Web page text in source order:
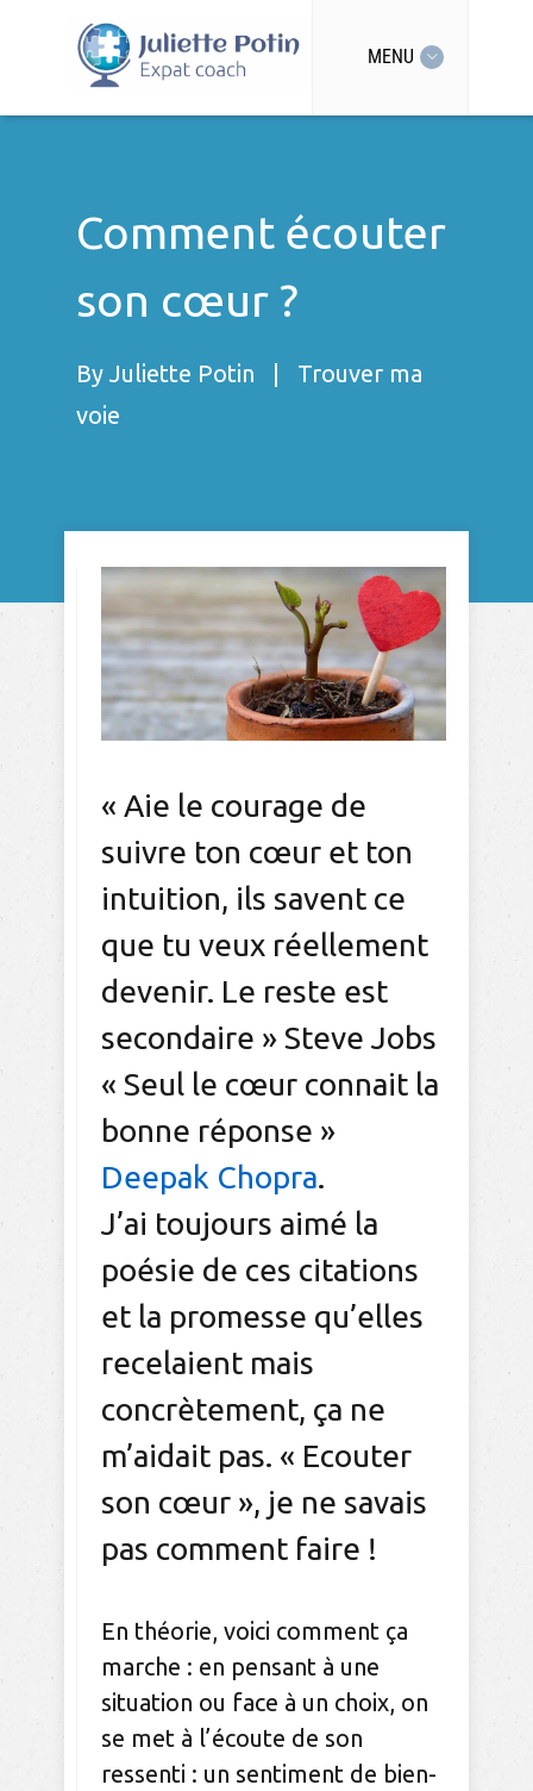
MENU
Comment écouter
son cœur ?
By Juliette Potin
Trouver ma
voie
« Aie le courage de
suivre ton cœur et ton
intuition, ils savent ce
que tu veux réellement
devenir. Le reste est
secondaire » Steve Jobs
« Seul le cœur connait la
bonne réponse »
Deepak Chopra.
J’ai toujours aimé la
poésie de ces citations
et la promesse qu’elles
recelaient mais
concrètement, ça ne
m’aidait pas. « Ecouter
son cœur », je ne savais
pas comment faire !
En théorie, voici comment ça
marche : en pensant à une
situation ou face à un choix, on
se met à l’écoute de son
ressenti : un sentiment de bien-